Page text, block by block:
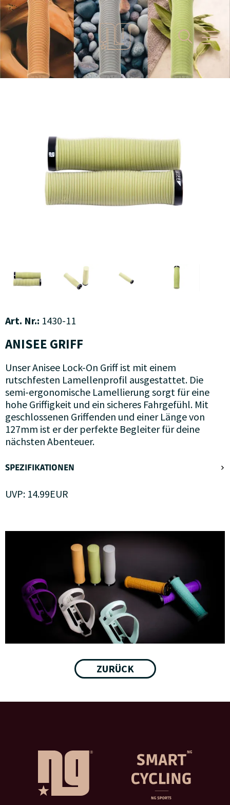
Art. Nr.: 1430-11
ANISEE GRIFF
Unser Anisee Lock-On Griff ist mit einem
rutschfesten Lamellenprofil ausgestattet. Die
semi-ergonomische Lamellierung sorgt für eine
hohe Griffigkeit und ein sicheres Fahrgefühl. Mit
geschlossenen Griffenden und einer Länge von
127mm ist er der perfekte Begleiter für deine
nächsten Abenteuer.
SPEZIFIKATIONEN
UVP: 14.99EUR
ZURÜCK